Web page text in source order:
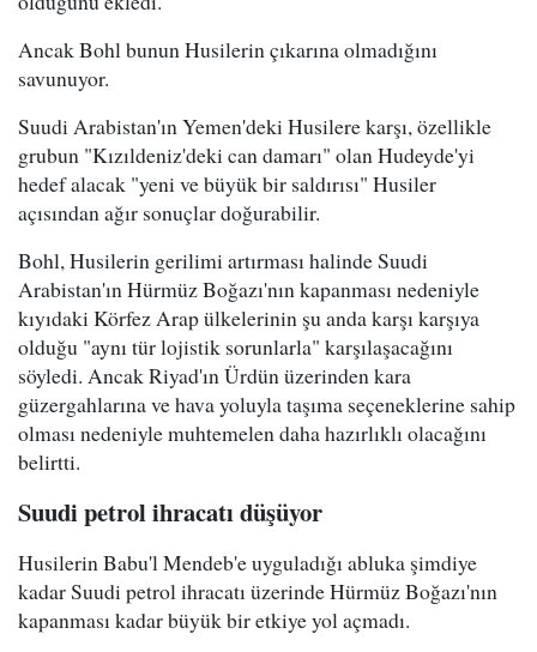
Ancak Bohl bunun Husilerin çıkarına olmadığını
savunuyor.
Suudi Arabistan'ın Yemen'deki Husilere karşı, özellikle
grubun "Kızıldeniz'deki can damarı" olan Hudeyde'yi
hedef alacak "yeni ve büyük bir saldırısı" Husiler
açısından ağır sonuçlar doğurabilir.
Bohl, Husilerin gerilimi artırması halinde Suudi
Arabistan'ın Hürmüz Boğazı'nın kapanması nedeniyle
kıyıdaki Körfez Arap ülkelerinin şu anda karşı karşıya
olduğu "aynı tür lojistik sorunlarla" karşılaşacağını
söyledi. Ancak Riyad'ın Ürdün üzerinden kara
güzergahlarına ve hava yoluyla taşıma seçeneklerine sahip
olması nedeniyle muhtemelen daha hazırlıklı olacağını
belirtti.
Suudi petrol ihracatı düşüyor
Husilerin Babu'l Mendeb'e uyguladığı abluka şimdiye
kadar Suudi petrol ihracatı üzerinde Hürmüz Boğazı'nın
kapanması kadar büyük bir etkiye yol açmadı.